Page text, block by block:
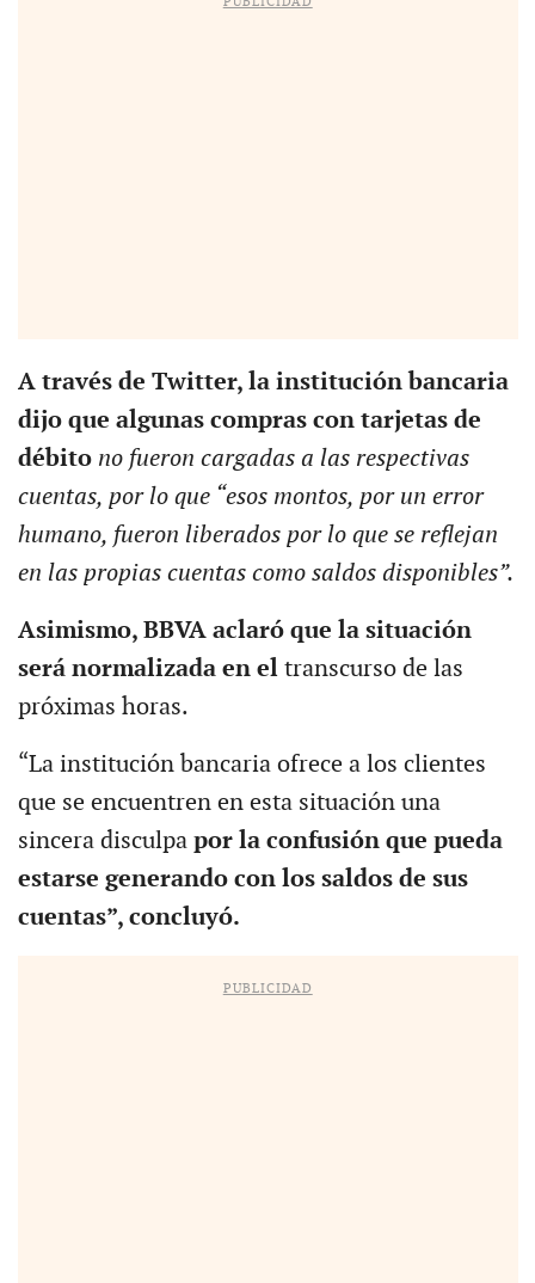
A través de Twitter, la institución bancaria
dijo que algunas compras con tarjetas de
débitono fueron cargadas a las respectivas
cuentas, por lo que “esos montos, por un error
humano, fueron liberados por lo que se reflejan
en las propias cuentas como saldos disponibles”.
Asimismo, BBVA aclaró que la situación
será normalizada en eltranscurso de las
próximas horas.
“La institución bancaria ofrece a los clientes
que se encuentren en esta situación una
sincera disculpapor la confusión que pueda
estarse generando con los saldos de sus
cuentas”, concluyó.
PUBLICIDAD